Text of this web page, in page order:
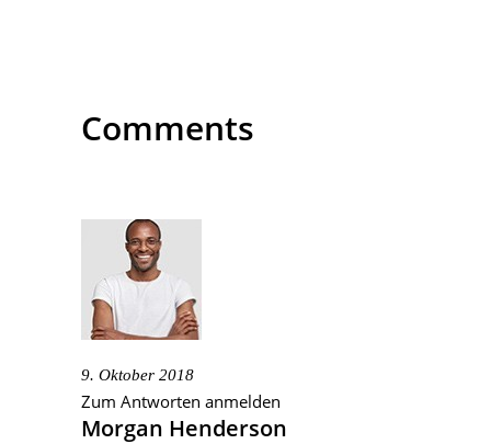
Comments
9. Oktober 2018
Zum Antworten anmelden
Morgan Henderson